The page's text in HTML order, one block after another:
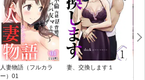
人妻物語（フルカラ
ー）01
妻、交換します１
な